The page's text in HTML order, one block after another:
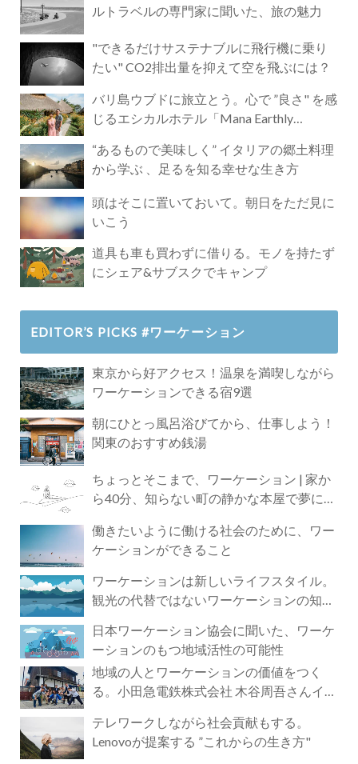
ルトラベルの専門家に聞いた、旅の魅力
"できるだけサステナブルに飛行機に乗り
たい" CO2排出量を抑えて空を飛ぶには？
バリ島ウブドに旅立とう。心で ”良さ" を感
じるエシカルホテル「Mana Earthly
“あるもので美味しく” イタリアの郷土料理
から学ぶ 、足るを知る幸せな生き方
頭はそこに置いておいて。朝日をただ見に
いこう
道具も車も買わずに借りる。モノを持たず
にシェア&サブスクでキャンプ
EDITOR’S PICKS #ワーケーション
東京から好アクセス！温泉を満喫しながら
ワーケーションできる宿9選
朝にひとっ風呂浴びてから、仕事しよう！
関東のおすすめ銭湯
ちょっとそこまで、ワーケーション | 家か
ら40分、知らない町の静かな本屋で夢に近
働きたいように働ける社会のために、ワー
ケーションができること
ワーケーションは新しいライフスタイル。
観光の代替ではないワーケーションの知ら
日本ワーケーション協会に聞いた、ワーケ
ーションのもつ地域活性の可能性
地域の人とワーケーションの価値をつく
る。小田急電鉄株式会社 木谷周吾さんイン
テレワークしながら社会貢献もする。
Lenovoが提案する ”これからの生き方"